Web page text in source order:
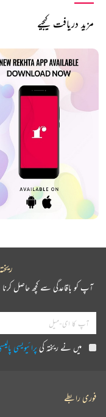
مزید دریافت کیجیے
آپ کو باقاعدگی سے کچھ حاصل
میں نے ریختہ کیپرائیویسی
فوری رابطے